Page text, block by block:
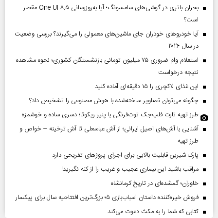
بحران باتری در گوشی‌های سامسونگ؛ آیا به‌روزرسانی One UI ۸.۵ مقصر
است؟
آیا خودروهای خودران جای ماشین‌های معمولی را می‌گیرند؟ بررسی وضعیت
در سال ۲۰۲۶
استعلام وام ضروری ۷۵ میلیون تومانی بازنشستگان کشوری؛ نحوه مشاهده
نتیجه درخواست
این غذای لاکچری را ۱۵ دقیقه‌ای آماده کنید
چگونه می‌توان تصاویر ساخته‌شده با هوش مصنوعی را تشخیص داد؟
طرز تهیه تارت فلپ‌جک توت‌فرنگی با پنیر ریکوتا؛ دسری ساده و خوشمزه
آشنایی با آش‌های اصیل ایرانی؛ از آش عباسعلی تا آش ترخینه + خواص و
طرز تهیه
پارک شیرین قابلیت‌ بالایی برای اجرای پروژهای تفریحی دارد
مراقب باشید این بیماری عجیب و غریب را از کنه نگیرید!
خاوران؛ گمشده‌ای در تاریخ کرمانشاه
فروش خیره‌کننده داستان اسباب‌بازی ۵؛ بزرگ‌ترین افتتاحیه سال برای پیکسار
کتابی که شما را به مکث دعوت می‌کند